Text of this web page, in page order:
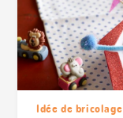
Idée de bricolage